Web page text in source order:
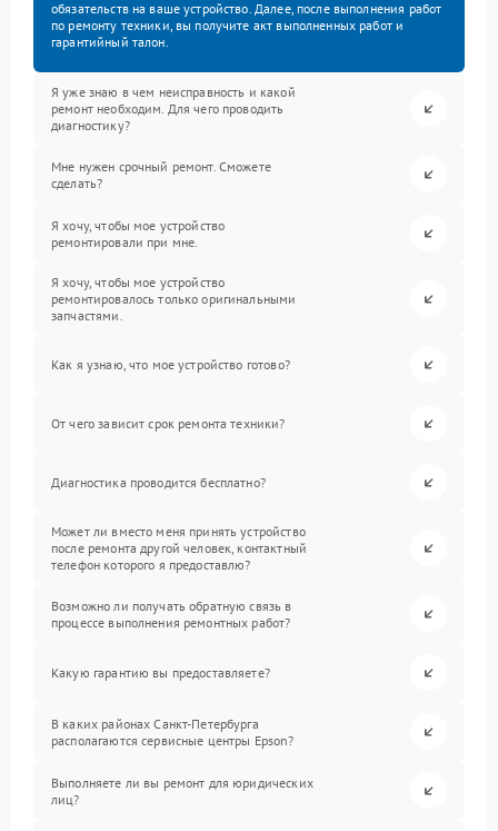
обязательств на ваше устройство. Далее, после выполнения работ
по ремонту техники, вы получите акт выполненных работ и
гарантийный талон.
Я уже знаю в чем неисправность и какой
ремонт необходим. Для чего проводить
диагностику?
Мне нужен срочный ремонт. Сможете
сделать?
Я хочу, чтобы мое устройство
ремонтировали при мне.
Я хочу, чтобы мое устройство
ремонтировалось только оригинальными
запчастями.
Как я узнаю, что мое устройство готово?
От чего зависит срок ремонта техники?
Диагностика проводится бесплатно?
Может ли вместо меня принять устройство
после ремонта другой человек, контактный
телефон которого я предоставлю?
Возможно ли получать обратную связь в
процессе выполнения ремонтных работ?
Какую гарантию вы предоставляете?
В каких районах Санкт-Петербурга
располагаются сервисные центры Epson?
Выполняете ли вы ремонт для юридических
лиц?